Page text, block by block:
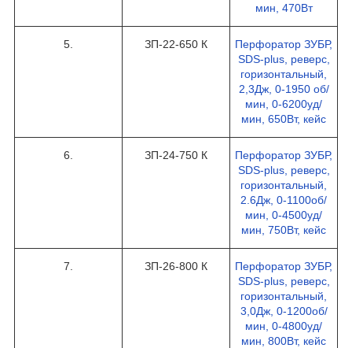
мин, 470Вт
5. ЗП-22-650 К
Перфоратор ЗУБР,
SDS-plus, реверс,
горизонтальный,
2,3Дж, 0-1950 об/
мин, 0-6200уд/
мин, 650Вт, кейс
6. ЗП-24-750 К
Перфоратор ЗУБР,
SDS-plus, реверс,
горизонтальный,
2.6Дж, 0-1100об/
мин, 0-4500уд/
мин, 750Вт, кейс
7. ЗП-26-800 К
Перфоратор ЗУБР,
SDS-plus, реверс,
горизонтальный,
3,0Дж, 0-1200об/
мин, 0-4800уд/
мин, 800Вт, кейс